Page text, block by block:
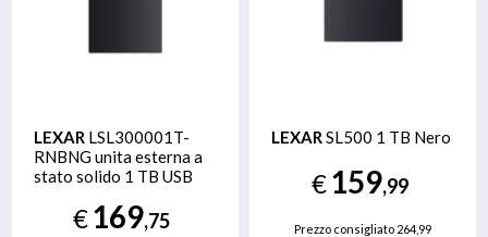
LEXAR LSL300001T-
RNBNG unita esterna a
stato solido 1 TB USB
2) Nero
€169,75
LEXARSL500 1 TB Nero
€159,99
Prezzo consigliato 264,99